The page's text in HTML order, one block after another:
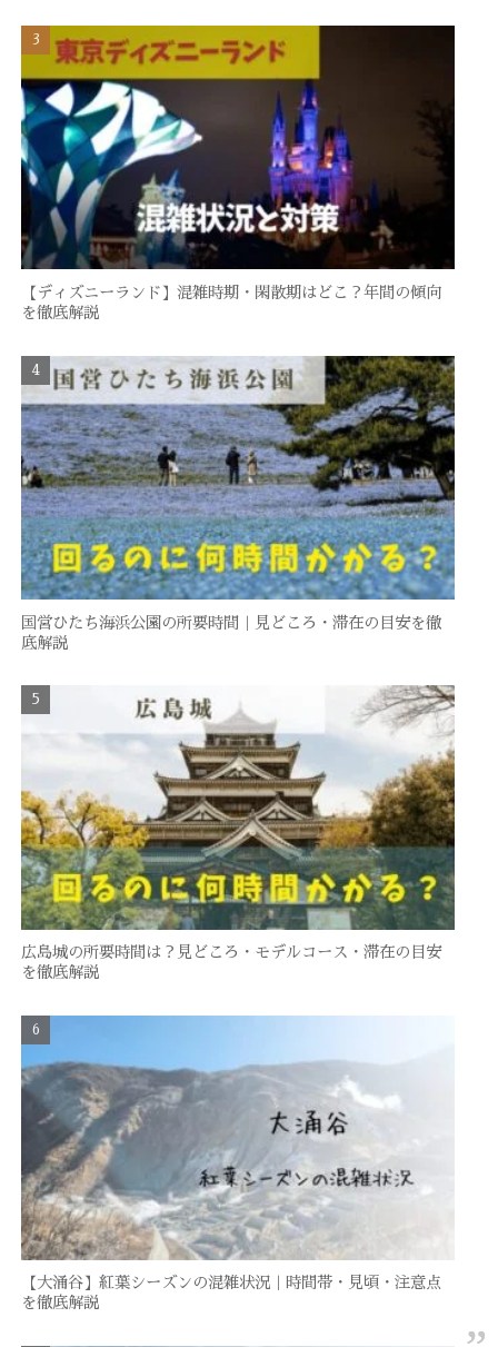
【ディズニーランド】混雑時期・閑散期はどこ？年間の傾向
を徹底解説
国営ひたち海浜公園の所要時間｜見どころ・滞在の目安を徹
底解説
広島城の所要時間は？見どころ・モデルコース・滞在の目安
を徹底解説
【大涌谷】紅葉シーズンの混雑状況｜時間帯・見頃・注意点
を徹底解説